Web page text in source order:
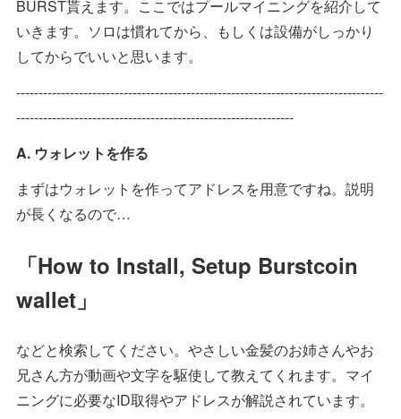
BURST貰えます。ここではプールマイニングを紹介して
いきます。ソロは慣れてから、もしくは設備がしっかり
してからでいいと思います。
----------------------------------------------------------------------------------
--------------------------------------------------------------
A. ウォレットを作る
まずはウォレットを作ってアドレスを用意ですね。説明
が長くなるので…
「How to Install, Setup Burstcoin
wallet」
などと検索してください。やさしい金髪のお姉さんやお
兄さん方が動画や文字を駆使して教えてくれます。マイ
ニングに必要なID取得やアドレスが解説されています。